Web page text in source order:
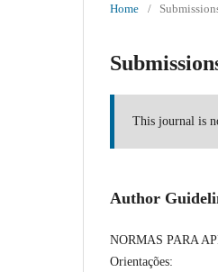
Home /
This journal is
Author
NORMAS PARA
Orientações: